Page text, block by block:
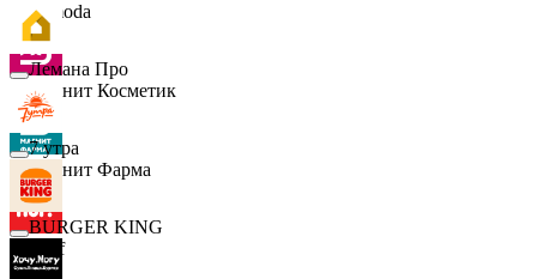
Lamoda
Магнит Косметик
Магнит Фарма
Hoff
Лемана Про
7 утра
BURGER KING